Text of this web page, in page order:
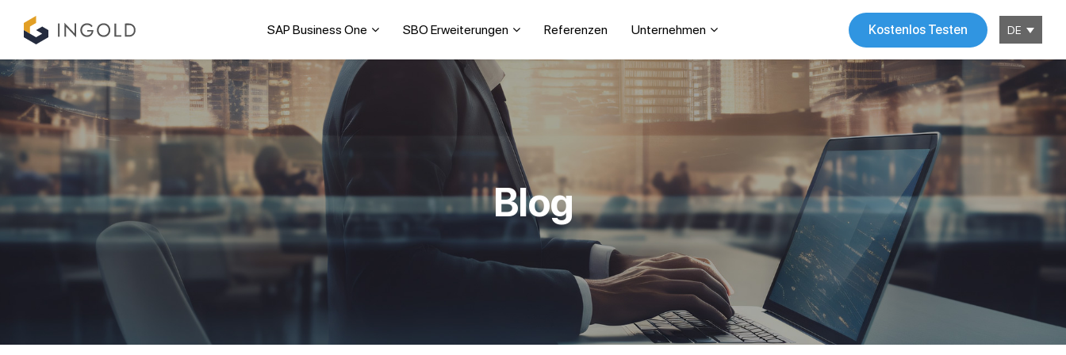
SAP Business One SBO Erweiterungen Referenzen Unternehmen DE
Kostenlos Testen
Blog